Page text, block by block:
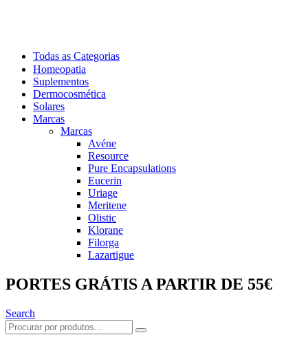
Todas as Categorias
Homeopatia
Suplementos
Dermocosmética
Solares
Marcas
Marcas
Avéne
Resource
Pure Encapsulations
Eucerin
Uriage
Meritene
Olistic
Klorane
Filorga
Lazartigue
PORTES GRÁTIS A PARTIR DE 55€
Search